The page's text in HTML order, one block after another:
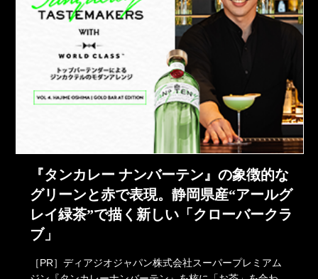
『タンカレー ナンバーテン』の象徴的な
グリーンと赤で表現。静岡県産“アールグ
レイ緑茶”で描く新しい「クローバークラ
ブ」
［PR］ディアジオジャパン株式会社スーパープレミアム